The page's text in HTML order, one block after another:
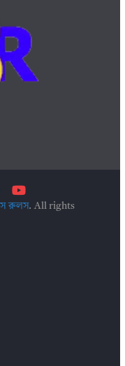
রুলস. All rights